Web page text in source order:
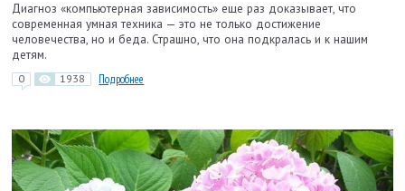
Диагноз «компьютерная зависимость» еще раз доказывает, что
современная умная техника — это не только достижение
человечества, но и беда. Страшно, что она подкралась и к нашим
детям.
0 1938 Подробнее